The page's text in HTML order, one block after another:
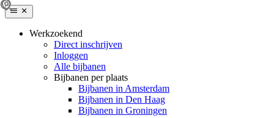
Werkzoekend
Direct inschrijven
Inloggen
Alle bijbanen
Bijbanen per plaats
Bijbanen in Amsterdam
Bijbanen in Den Haag
Bijbanen in Groningen